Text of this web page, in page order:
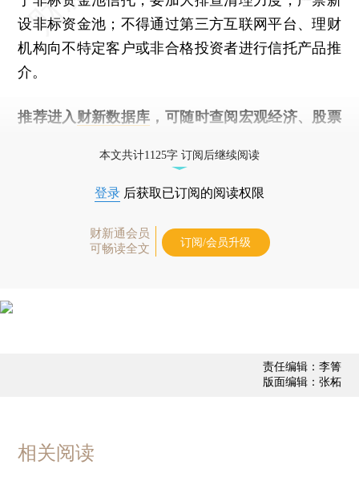
设非标资金池；不得通过第三方互联网平台、理财
机构向不特定客户或非合格投资者进行信托产品推
介。
推荐进入 财新数据库 ，可随时查阅宏观经济、股票
本文共计1125字 订阅后继续阅读
登录 后获取已订阅的阅读权限
财新通会员
可畅读全文
订阅/会员升级
责任编辑：李箐
版面编辑：张柘
相关阅读